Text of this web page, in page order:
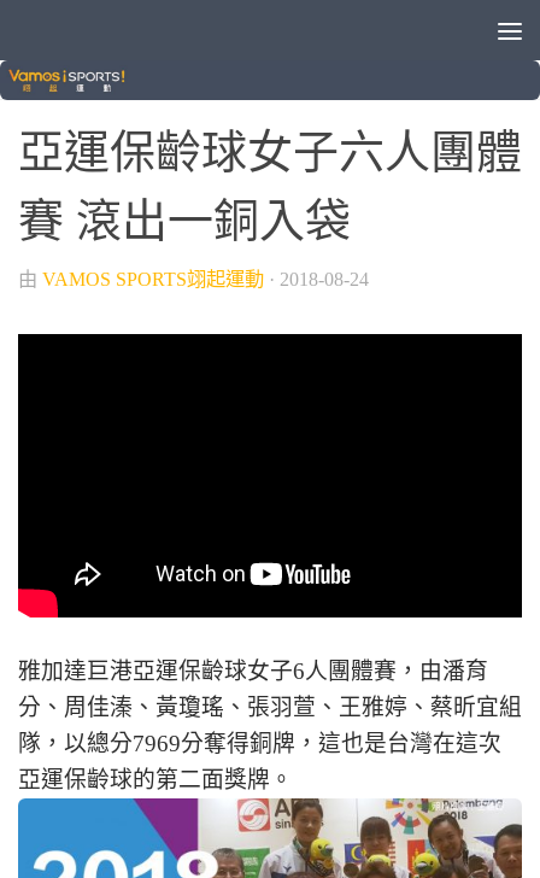
2018雅加達巨港亞運
亞運保齡球女子六人團體
賽 滾出一銅入袋
由 VAMOS SPORTS翊起運動 · 2018-08-24
雅加達巨港亞運保齡球女子6人團體賽，由潘育
分、周佳溱、黃瓊瑤、張羽萱、王雅婷、蔡昕宜組
隊，以總分7969分奪得銅牌，這也是台灣在這次
亞運保齡球的第二面獎牌。